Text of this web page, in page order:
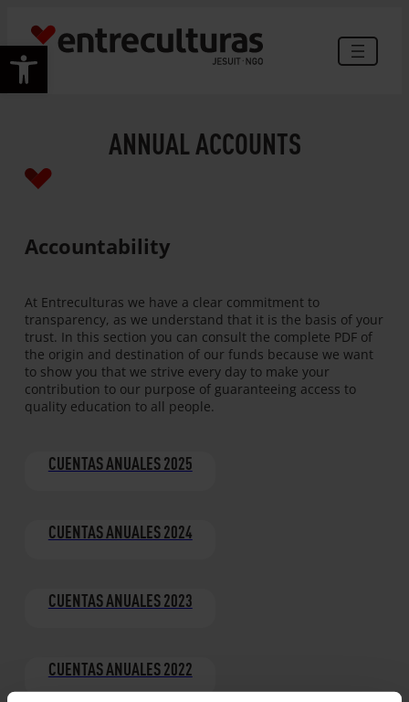
Open toolbar
content
ANNUAL ACCOUNTS
Accountability
At Entreculturas we have a clear commitment to
transparency, as we understand that it is the basis of your
trust. In this section you can consult the complete PDF of
the origin and destination of our funds because we want
to show you that we strive every day to make your
contribution to our purpose of guaranteeing access to
quality education to all people.
CUENTAS ANUALES 2025
CUENTAS ANUALES 2024
CUENTAS ANUALES 2023
CUENTAS ANUALES 2022